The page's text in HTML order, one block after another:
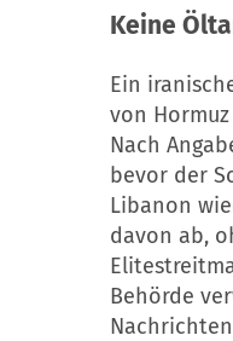
Keine
Ein
von
Nach
bevor der
Libanon
davon ab,
Behörde